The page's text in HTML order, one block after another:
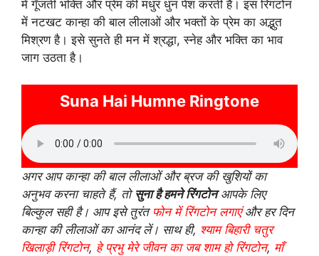
में गूँजती भक्ति और प्रेम की मधुर धुन पेश करती है। इस रिंगटोन
में नटखट कान्हा की बाल लीलाओं और भक्तों के प्रेम का अद्भुत
मिश्रण है। इसे सुनते ही मन में श्रद्धा, स्नेह और भक्ति का भाव
जाग उठता है।
Suna Hai Humne Ringtone
अगर आप कान्हा की बाल लीलाओं और ब्रज की खुशियों का
अनुभव करना चाहते हैं, तो सुना है हमने रिंगटोनआपके लिए
बिल्कुल सही है। आप इसे तुरंत फोन में रिंगटोन लगाएंऔर हर दिन
कान्हा की लीलाओं का आनंद लें। साथ ही, श्याम बिहारी चतुर
खिलाड़ी रिंगटोन, हे प्रभु मेरे जीवन का जब शाम हो रिंगटोन, माँ